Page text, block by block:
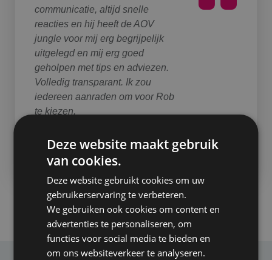
communicatie, altijd snelle
reacties en hij heeft de AOV
jungle voor mij erg begrijpelijk
uitgelegd en mij erg goed
geholpen met tips en adviezen.
Volledig transparant. Ik zou
iedereen aanraden om voor Rob
te kiezen.
Beoordeeld met een
10
Deze website maakt gebruik
van cookies.
Deze website gebruikt cookies om uw
gebruikerservaring te verbeteren.
We gebruiken ook cookies om content en
advertenties te personaliseren, om
functies voor social media te bieden en
om ons websiteverkeer te analyseren.